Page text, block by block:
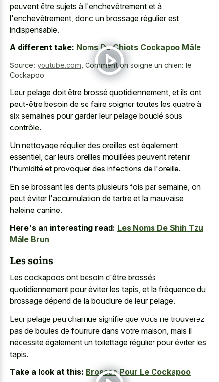
peuvent être sujets à l'enchevêtrement et à
l'enchevêtrement, donc un brossage régulier est
indispensable.
A different take: Noms De Chiots Cockapoo Mâle
Source: youtube.com Comment on soigne un chien: le
Cockapoo
Leur pelage doit être brossé quotidiennement, et ils ont
peut-être besoin de se faire soigner toutes les quatre à
six semaines pour garder leur pelage bouclé sous
contrôle.
Un nettoyage régulier des oreilles est également
essentiel, car leurs oreilles mouillées peuvent retenir
l'humidité et provoquer des infections de l'oreille.
En se brossant les dents plusieurs fois par semaine, on
peut éviter l'accumulation de tartre et la mauvaise
haleine canine.
Here's an interesting read: Les Noms De Shih Tzu
Mâle Brun
Les soins
Les cockapoos ont besoin d'être brossés
quotidiennement pour éviter les tapis, et la fréquence du
brossage dépend de la bouclure de leur pelage.
Leur pelage peu charnue signifie que vous ne trouverez
pas de boules de fourrure dans votre maison, mais il
nécessite également un toilettage régulier pour éviter les
tapis.
Take a look at this: Brosses Pour Le Cockapoo